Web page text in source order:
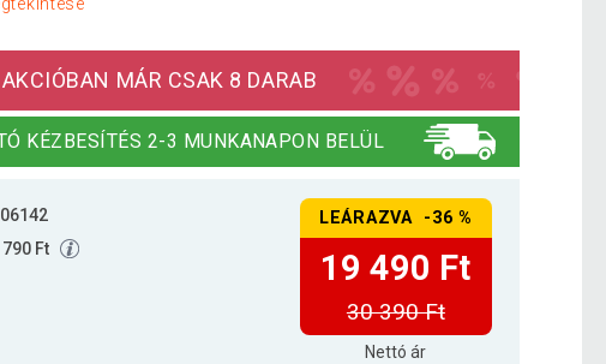
AKCIÓBAN MÁR CSAK 8 DARAB
KÉZBESÍTÉS 2-3 MUNKANAPON BELÜL
790 Ft
LEÁRAZVA -36 %
19 490 Ft
30 390 Ft
Nettó ár